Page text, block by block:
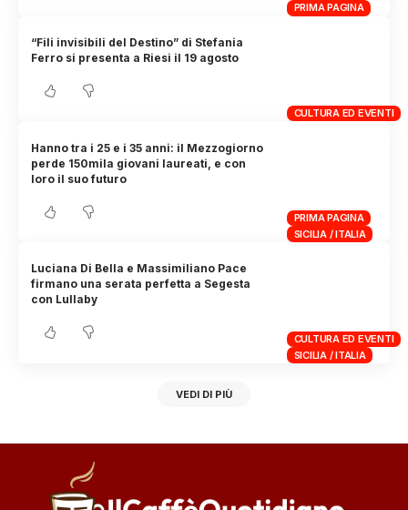
PRIMA PAGINA
CULTURA ED EVENTI
“Fili invisibili del Destino” di Stefania
Ferro si presenta a Riesi il 19 agosto
PRIMA PAGINA
SICILIA / ITALIA
Hanno tra i 25 e i 35 anni: il Mezzogiorno
perde 150mila giovani laureati, e con
loro il suo futuro
CULTURA ED EVENTI
SICILIA / ITALIA
Luciana Di Bella e Massimiliano Pace
firmano una serata perfetta a Segesta
con Lullaby
VEDI DI PIÙ